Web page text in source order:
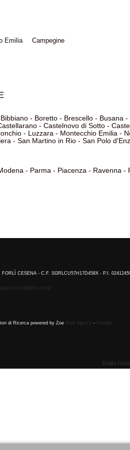
Emilia Campegine
Bibbiano- Boretto- Brescello- Busana-
- Castelnovo di Sotto-
- Luzzara- Montecchio Emilia-
- San Martino in Rio- San Polo
- Parma- Piacenza- Ravenna-
CESENA - C.F. SGRLCU57H17D458X - P.I.
di Ricerca powered by Zoe Web Agency - Friends
Emilia